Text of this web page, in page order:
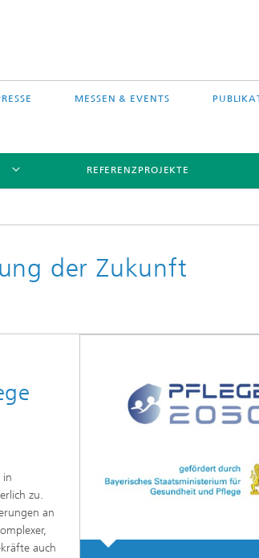
MESSEN & EVENTS
REFERENZPROJEKTE
der Zukunft
in
zu.
an
auch